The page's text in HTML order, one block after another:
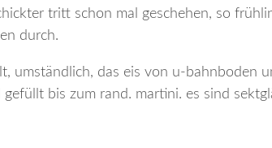
tritt schon mal geschehen, so
durch.
umständlich, das eis von u-bahnboden
bis zum rand. martini. es sind